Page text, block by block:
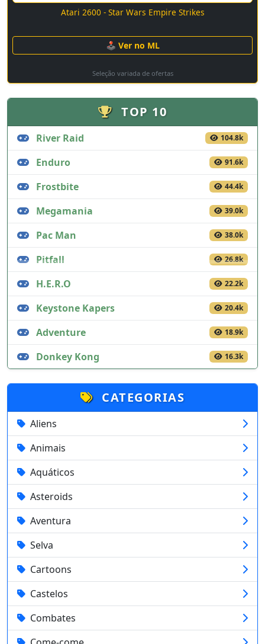
Atari 2600 - Star Wars Empire Strikes
🕹 Ver no ML
Seleção variada de ofertas
TOP 10
River Raid 104.8k
Enduro 91.6k
Frostbite 44.4k
Megamania 39.0k
Pac Man 38.0k
Pitfall 26.8k
H.E.R.O 22.2k
Keystone Kapers 20.4k
Adventure 18.9k
Donkey Kong 16.3k
CATEGORIAS
Aliens
Animais
Aquáticos
Asteroids
Aventura
Selva
Cartoons
Castelos
Combates